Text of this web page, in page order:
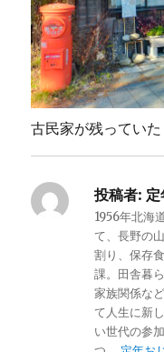
古民家が残っていた
投稿者:
1956年北海
て、長野の
割り、保存
課。田舎暮
家族関係な
て人生に新
い世代の参